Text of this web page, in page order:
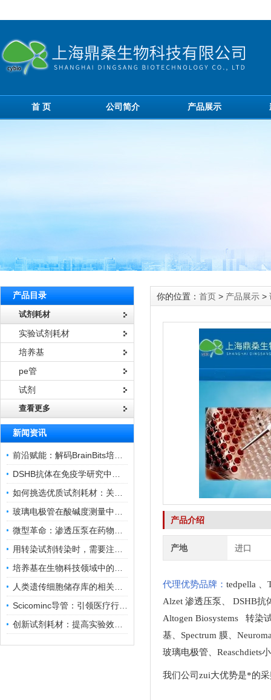
首 页 公司简介 产品展示
产品目录
试剂耗材
实验试剂耗材
培养基
pe管
试剂
查看更多
新闻资讯
你的位置： 首页 > 产品展示 >
产品介绍
产地 进口
代理优势品牌： tedpella
Alzet 渗透压泵
DSHB抗
Altogen Biosystems 转染
基
Spectrum 膜
玻璃电极管
Reaschdiets
我们公司zui大优势是*的